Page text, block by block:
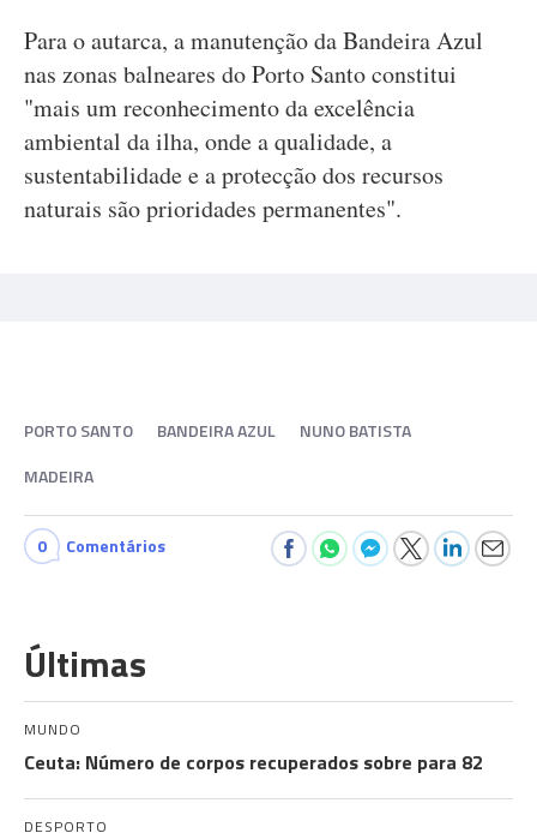
Para o autarca, a manutenção da Bandeira Azul
nas zonas balneares do Porto Santo constitui
"mais um reconhecimento da excelência
ambiental da ilha, onde a qualidade, a
sustentabilidade e a protecção dos recursos
naturais são prioridades permanentes".
PORTO SANTO BANDEIRA AZUL
NUNO BATISTA
MADEIRA
0 Comentários
Últimas
MUNDO
Ceuta: Número de corpos recuperados sobre para 82
DESPORTO